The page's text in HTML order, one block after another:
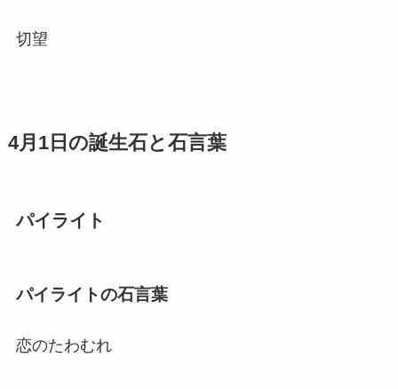
切望
4月1日の誕生石と石言葉
パイライト
パイライトの石言葉
恋のたわむれ